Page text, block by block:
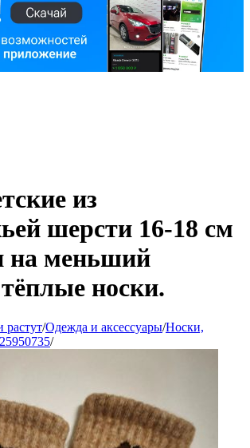
из
шерсти 16-18 см
на меньший
носки.
растут/Одежда и аксессуары/Носки,
/